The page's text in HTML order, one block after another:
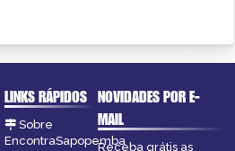
LINKS RÁPIDOS
Sobre
EncontraSapopemba
NOVIDADES POR E-
MAIL
Receba grátis as